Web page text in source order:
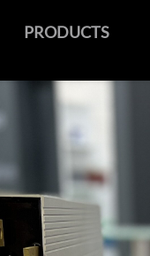
PRODUCTS